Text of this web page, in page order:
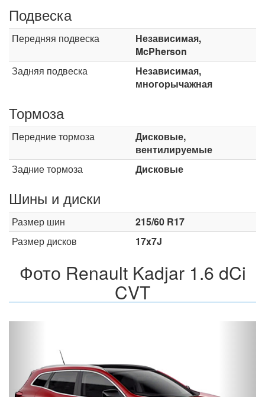
Подвеска
Передняя подвеска
Независимая,
McPherson
Задняя подвеска
Независимая,
многорычажная
Тормоза
Передние тормоза
Дисковые,
вентилируемые
Задние тормоза
Дисковые
Шины и диски
Размер шин
215/60 R17
Размер дисков
17x7J
Фото Renault Kadjar 1.6 dCi
CVT